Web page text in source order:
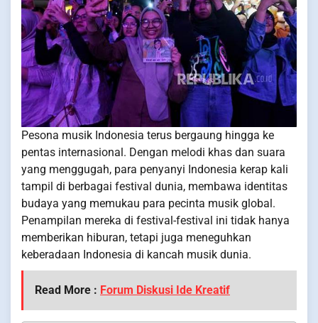
Pesona musik Indonesia terus bergaung hingga ke
pentas internasional. Dengan melodi khas dan suara
yang menggugah, para penyanyi Indonesia kerap kali
tampil di berbagai festival dunia, membawa identitas
budaya yang memukau para pecinta musik global.
Penampilan mereka di festival-festival ini tidak hanya
memberikan hiburan, tetapi juga meneguhkan
keberadaan Indonesia di kancah musik dunia.
Read More : Forum Diskusi Ide Kreatif